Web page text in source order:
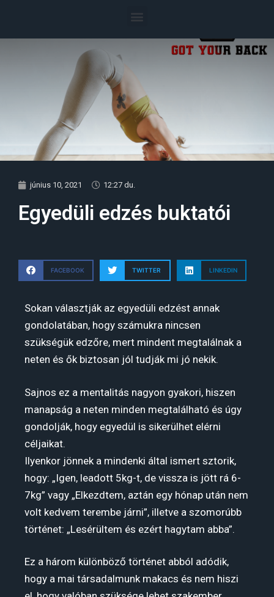
június 10, 2021 12:27 du.
Egyedüli edzés buktatói
FACEBOOK TWITTER LINKEDIN
Sokan választják az egyedüli edzést annak
gondolatában, hogy számukra nincsen
szükségük edzőre, mert mindent megtalálnak a
neten és ők biztosan jól tudják mi jó nekik.
Sajnos ez a mentalitás nagyon gyakori, hiszen
manapság a neten minden megtalálható és úgy
gondolják, hogy egyedül is sikerülhet elérni
céljaikat.
Ilyenkor jönnek a mindenki által ismert sztorik,
hogy: „Igen, leadott 5kg-t, de vissza is jött rá 6-
7kg” vagy „Elkezdtem, aztán egy hónap után nem
volt kedvem terembe járni”, illetve a szomorúbb
történet: „Lesérültem és ezért hagytam abba”.
Ez a három különböző történet abból adódik,
hogy a mai társadalmunk makacs és nem hiszi